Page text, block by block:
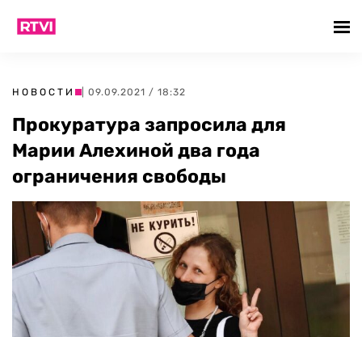
НОВОСТИ | 09.09.2021 / 18:32
Прокуратура запросила для
Марии Алехиной два года
ограничения свободы